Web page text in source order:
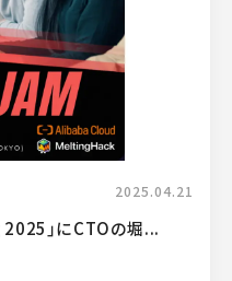
2025.04.21
」にCTOの堀...